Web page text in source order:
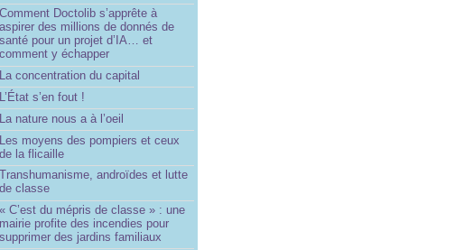
Comment Doctolib s’apprête à
aspirer des millions de donnés de
santé pour un projet d’IA… et
comment y échapper
La concentration du capital
L’État s’en fout !
La nature nous a à l’oeil
Les moyens des pompiers et ceux
de la flicaille
Transhumanisme, androïdes et lutte
de classe
« C’est du mépris de classe » : une
mairie profite des incendies pour
supprimer des jardins familiaux